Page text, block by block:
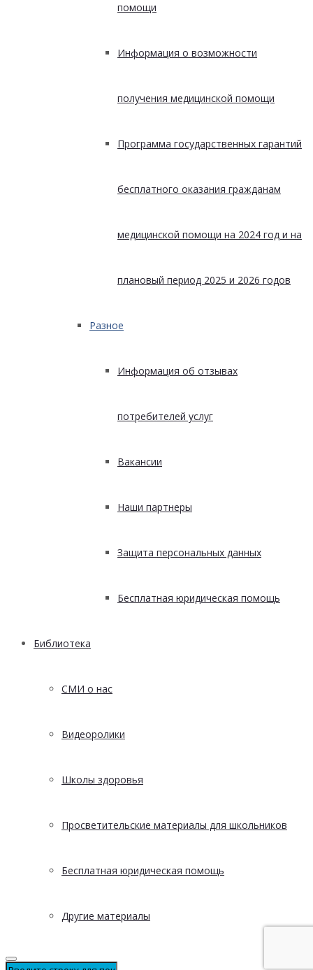
помощи
Информация о возможности
получения медицинской помощи
Программа государственных гарантий
бесплатного оказания гражданам
медицинской помощи на 2024 год и на
плановый период 2025 и 2026 годов
Разное
Информация об отзывах
потребителей услуг
Вакансии
Наши партнеры
Защита персональных данных
Бесплатная юридическая помощь
Библиотека
СМИ о нас
Видеоролики
Школы здоровья
Просветительские материалы для школьников
Бесплатная юридическая помощь
Другие материалы